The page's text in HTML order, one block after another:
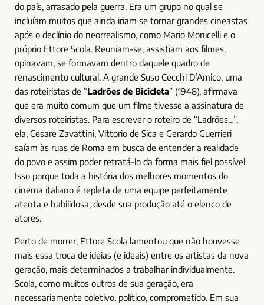
do país, arrasado pela guerra. Era um grupo no qual se
incluíam muitos que ainda iriam se tornar grandes cineastas
após o declínio do neorrealismo, como Mario Monicelli e o
próprio Ettore Scola. Reuniam-se, assistiam aos filmes,
opinavam, se formavam dentro daquele quadro de
renascimento cultural. A grande Suso Cecchi D’Amico, uma
das roteiristas de “Ladrões de Bicicleta” (1948), afirmava
que era muito comum que um filme tivesse a assinatura de
diversos roteiristas. Para escrever o roteiro de “Ladrões…”,
ela, Cesare Zavattini, Vittorio de Sica e Gerardo Guerrieri
saíam às ruas de Roma em busca de entender a realidade
do povo e assim poder retratá-lo da forma mais fiel possível.
Isso porque toda a história dos melhores momentos do
cinema italiano é repleta de uma equipe perfeitamente
atenta e habilidosa, desde sua produção até o elenco de
atores.
Perto de morrer, Ettore Scola lamentou que não houvesse
mais essa troca de ideias (e ideais) entre os artistas da nova
geração, mais determinados a trabalhar individualmente.
Scola, como muitos outros de sua geração, era
necessariamente coletivo, político, comprometido. Em sua